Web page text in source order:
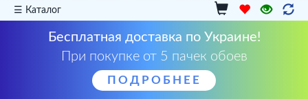
☰ Каталог
Бесплатная доставка по Украине!
При покупке от 5 пачек обоев
ПОДРОБНЕЕ